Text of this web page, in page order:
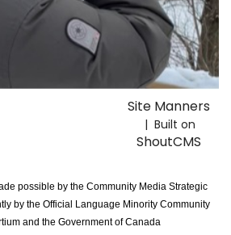
Site Manners
| Built on
ShoutCMS
possible by the Community Media Strategic
by the Official Language Minority Community
and the Government of Canada